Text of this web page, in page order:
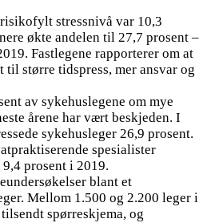
stressnivå var 10,3
økte andelen til 27,7 prosent –
Fastlegene rapporterer om at
til større tidspress, mer ansvar og
av sykehuslegene om mye
årene har vært beskjeden. I
sykehusleger 26,9 prosent.
spesialister
prosent i 2019.
blant et
Mellom 1.500 og 2.200 leger i
spørreskjema, og